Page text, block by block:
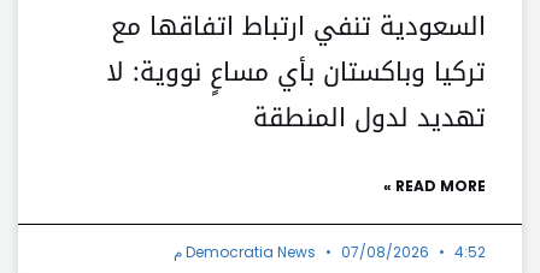
السعودية تنفي ارتباط اتفاقها مع
تركيا وباكستان بأي مساعٍ نووية: لا
تهديد لدول المنطقة
READ MORE »
Democratia News 07/08/2026 4:52 م